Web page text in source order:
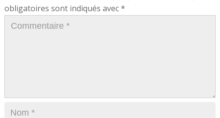
obligatoires sont indiqués avec*